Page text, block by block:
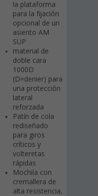
la plataforma
para la fijación
opcional de un
asiento AM
SUP
material de
doble cara
1000D
(D=denier) para
una protección
lateral
reforzada
Patín de cola
rediseñado
para giros
críticos y
volteretas
rápidas
Mochila con
cremallera de
alta resistencia,